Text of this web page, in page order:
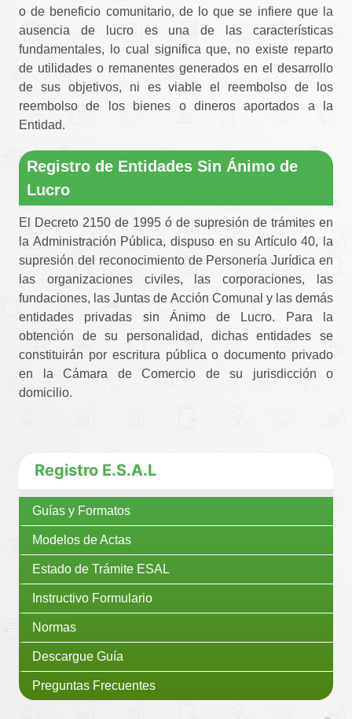
o de beneficio comunitario, de lo que se infiere que la
ausencia de lucro es una de las características
fundamentales, lo cual significa que, no existe reparto
de utilidades o remanentes generados en el desarrollo
de sus objetivos, ni es viable el reembolso de los
reembolso de los bienes o dineros aportados a la
Entidad.
Registro de Entidades Sin Ánimo de
Lucro
El Decreto 2150 de 1995 ó de supresión de trámites en
la Administración Pública, dispuso en su Artículo 40, la
supresión del reconocimiento de Personería Jurídica en
las organizaciones civiles, las corporaciones, las
fundaciones, las Juntas de Acción Comunal y las demás
entidades privadas sin Ánimo de Lucro. Para la
obtención de su personalidad, dichas entidades se
constituirán por escritura pública o documento privado
en la Cámara de Comercio de su jurisdicción o
domicilio.
Registro E.S.A.L
Guías y Formatos
Modelos de Actas
Estado de Trámite ESAL
Instructivo Formulario
Normas
Descargue Guía
Preguntas Frecuentes